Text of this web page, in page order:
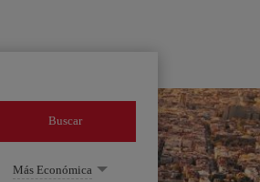
Buscar
Más Económica